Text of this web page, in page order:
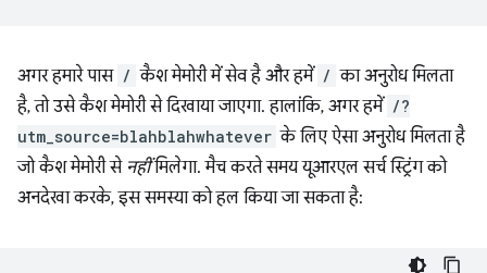
अगर हमारे पास / कैश मेमोरी में सेव है और हमें / का अनुरोध मिलता
है, तो उसे कैश मेमोरी से दिखाया जाएगा. हालांकि, अगर हमें /?
utm_source=blahblahwhatever के लिए ऐसा अनुरोध मिलता है
जो कैश मेमोरी से नहींमिलेगा. मैच करते समय यूआरएल सर्च स्ट्रिंग को
अनदेखा करके, इस समस्या को हल किया जा सकता है: